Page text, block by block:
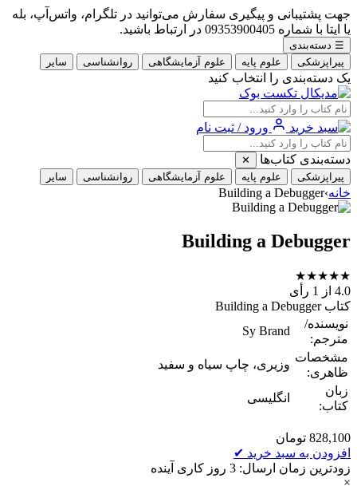
جهت پشتیبانی و پیگیری سفارش می‌توانید در تلگرام، واتس‌آپ، بله
یا ایتا با شماره 09353900405 در ارتباط باشید.
☰ دسته‌بندی
پیراپزشکی
علوم پایه علوم آزمایشگاهی روانشناسی سایر
یک دسته‌بندی را انتخاب کنید
ورود / ثبت نام
دسته‌بندی کتاب‌ها
✕
پیراپزشکی
علوم پایه علوم آزمایشگاهی روانشناسی سایر
خانه›
Building a Debugger
Building a Debugger
★
★
★
★
★
4.0 از 1 رأی
کتاب Building a Debugger
نویسنده/
مترجم:
Sy Brand
مشخصات
ظاهری:
وزیری، چاپ سیاه و سفید
زبان
کتاب:
انگلیسی
828,100 تومان
افزودن به سبد خرید ✔
زودترین زمان ارسال: 3 روز کاری آینده
×